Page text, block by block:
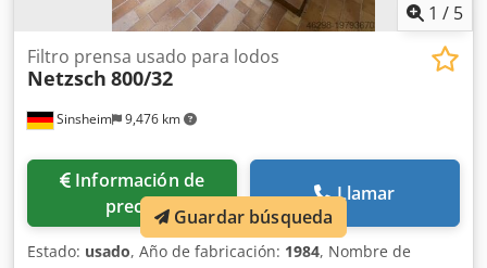
1 / 5
Sinsheim 9,476 km
Filtro prensa usado para lodos
Netzsch 800/32
Información de
precio
Llamar
Estado: usado, Año de fabricación: 1984, Nombre de
Guardar búsqueda